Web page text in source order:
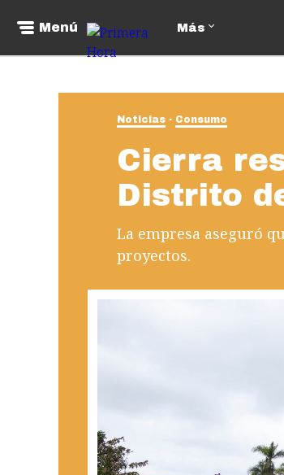
Menú Más
Noticias Consumo
Cierra
Distrito
La empresa aseguró
proyectos.